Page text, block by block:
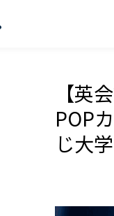
【英
POP
じ大